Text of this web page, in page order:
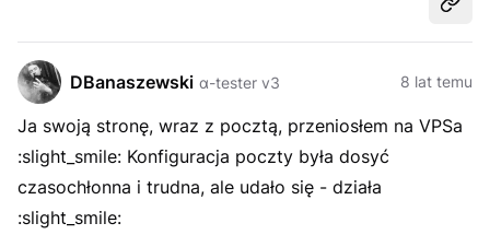
DBanaszewski α-tester v3 8 lat temu
Ja swoją stronę, wraz z pocztą, przeniosłem na VPSa
:slight_smile: Konfiguracja poczty była dosyć
czasochłonna i trudna, ale udało się - działa
:slight_smile: